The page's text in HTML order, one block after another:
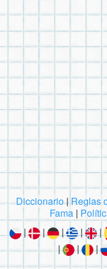
Diccionario| Reglas
Fama|
|
| | | |
|
| |